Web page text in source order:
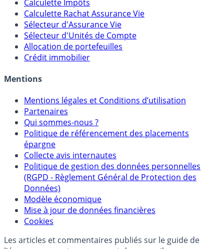
Calculateur d'intérêts
Calculette Impôts
Calculette Rachat Assurance Vie
Sélecteur d'Assurance Vie
Sélecteur d'Unités de Compte
Allocation de portefeuilles
Mentions légales et Conditions d’utilisation
Partenaires
Qui sommes-nous ?
Politique de référencement des placements
épargne
Collecte avis internautes
Politique de gestion des données personnelles
(RGPD - Règlement Général de Protection des
Données)
Modèle économique
Mise à jour de données financières
Cookies